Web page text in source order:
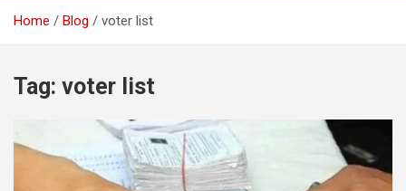
Home Blog voter list
Tag: voter list